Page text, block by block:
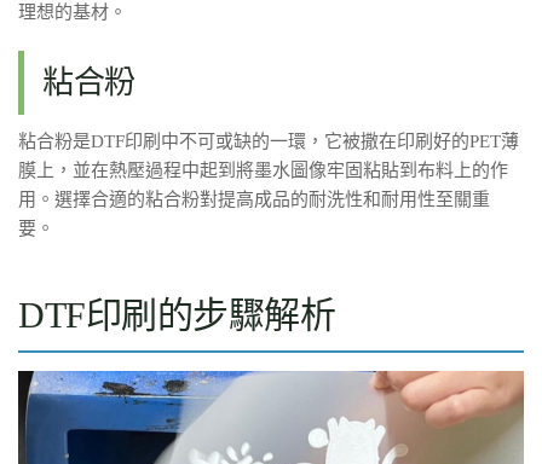
理想的基材。
粘合粉
粘合粉是DTF印刷中不可或缺的一環，它被撒在印刷好的PET薄
膜上，並在熱壓過程中起到將墨水圖像牢固粘貼到布料上的作
用。選擇合適的粘合粉對提高成品的耐洗性和耐用性至關重
要。
DTF印刷的步驟解析